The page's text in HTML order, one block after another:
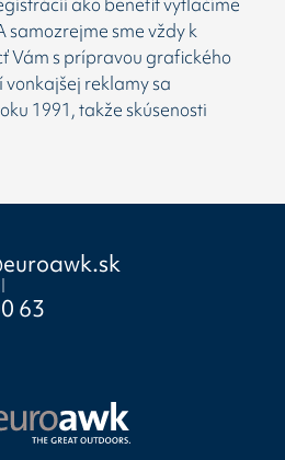
sme vždy k
Vám s prípravou grafického
vonkajšej reklamy sa
1991, takže skúsenosti
63